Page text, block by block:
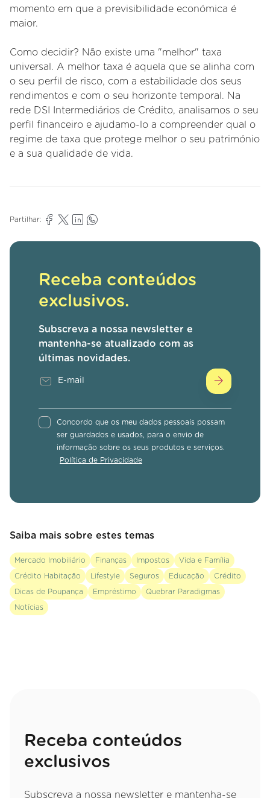
momento em que a previsibilidade económica é
maior.
Como decidir? Não existe uma "melhor" taxa
universal. A melhor taxa é aquela que se alinha com
o seu perfil de risco, com a estabilidade dos seus
rendimentos e com o seu horizonte temporal. Na
rede DSI Intermediários de Crédito, analisamos o seu
perfil financeiro e ajudamo-lo a compreender qual o
regime de taxa que protege melhor o seu património
e a sua qualidade de vida.
Partilhar:
Receba conteúdos
exclusivos.
Subscreva a nossa newsletter e
mantenha-se atualizado com as
últimas novidades.
Concordo que os meu dados pessoais possam
ser guardados e usados, para o envio de
informação sobre os seus produtos e serviços.
Política de Privacidade
Saiba mais sobre estes temas
Mercado Imobiliário Finanças Impostos Vida e Família
Crédito Habitação Lifestyle Seguros Educação Crédito
Dicas de Poupança Empréstimo Quebrar Paradigmas
Notícias
Receba conteúdos
exclusivos
Subscreva a nossa newsletter e mantenha-se